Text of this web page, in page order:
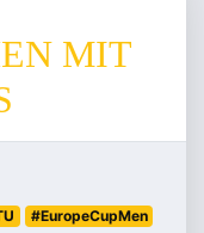
MIT
#EuropeCupMen